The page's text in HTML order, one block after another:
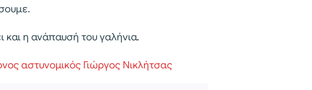
η ανάπαυσή του γαλήνια.
αστυνομικός Γιώργος Νικλήτσας